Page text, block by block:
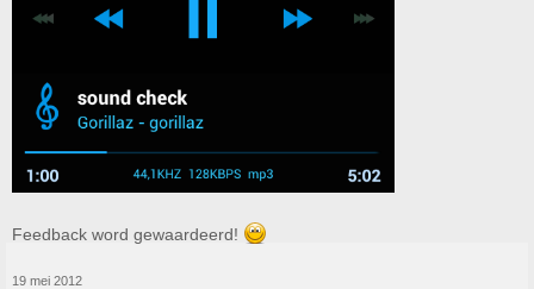
Feedback word gewaardeerd!
19 mei 2012